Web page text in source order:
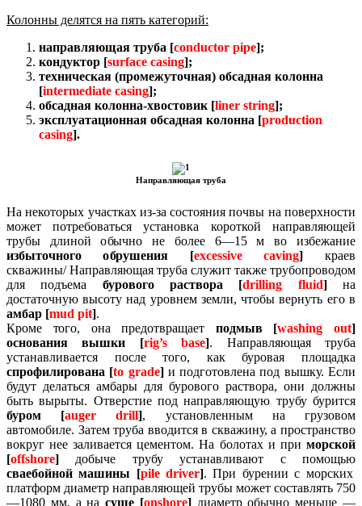
Колонны делятся на пять категорий:
направляющая труба [conductor pipe];
кондуктор [surface casing];
техническая (промежуточная) обсадная колонна
[intermediate casing];
обсадная колонна-хвостовик [liner string];
эксплуатационная обсадная колонна [production
casing].
Направляющая труба
На некоторых участках из-за состояния почвы на поверхности
может потребоваться установка короткой направляющей
трубы длиной обычно не более 6—15 м во избежание
избыточного обрушения [excessive caving] краев
скважины/Направляющая труба служит также трубопроводом
для подъема бурового раствора [drilling fluid]на
достаточную высоту над уровнем земли, чтобы вернуть его в
амбар [mud pit].
Кроме того, она предотвращает подмыв [washing out]
основания вышки [rig’s base]. Направляющая труба
устанавливается после того, как буровая площадка
спрофилирована [to grade]и подготовлена под вышку.Если
будут делаться амбары для бурового раствора, они должны
быть вырыты. Отверстие под направляющую трубу бурится
буром [auger drill], установленным на грузовом
автомобиле. Затем труба вводится в скважину, а пространство
вокруг нее заливается цементом.На болотах и при морской
[offshore] добыче трубу устанавливают с помощью
сваебойной машины [pile driver].При бурении с морских
платформ диаметр направляющей трубы может составлять 750
—1080 мм, а насуше [onshore]диаметр обычно меньше —